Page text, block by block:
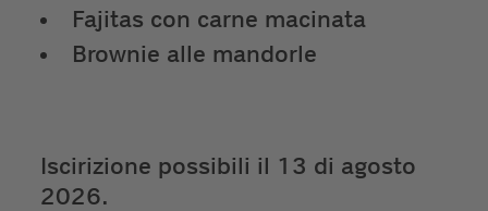
Fajitas con carne macinata
Brownie alle mandorle
Iscirizione possibili il 13 di agosto
2026.